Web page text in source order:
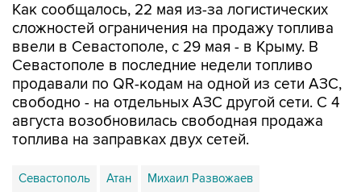
Как сообщалось, 22 мая из-за логистических
сложностей ограничения на продажу топлива
ввели в Севастополе, с 29 мая - в Крыму. В
Севастополе в последние недели топливо
продавали по QR-кодам на одной из сети АЗС,
свободно - на отдельных АЗС другой сети. С 4
августа возобновилась свободная продажа
топлива на заправках двух сетей.
Севастополь Атан Михаил Развожаев